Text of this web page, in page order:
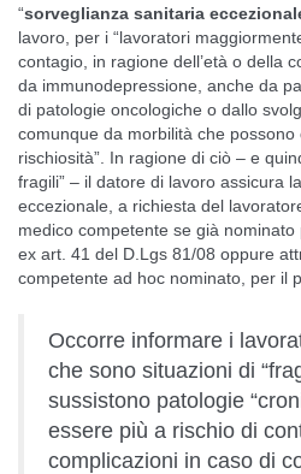
“sorveglianza sanitaria
lavoro, per i “lavoratori
contagio, in ragione dell’età o della
da immunodepressione, anche da
di patologie oncologiche o dallo
comunque da morbilità che
rischiosità”. In ragione di ciò – e
fragili” – il datore di lavoro assicura
eccezionale, a richiesta del
medico competente se già
ex art. 41 del D.Lgs 81/08 oppure
competente ad hoc nominato, per il
Occorre informare i
che sono situazioni di
sussistono patologie
essere più a rischio di
complicazioni in caso di